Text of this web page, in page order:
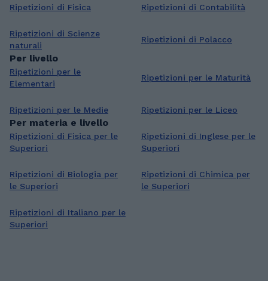
Ripetizioni di Fisica Ripetizioni di Contabilità
Ripetizioni di Scienze
naturali
Ripetizioni di Polacco
Per livello
Ripetizioni per le
Elementari
Ripetizioni per le Maturità
Ripetizioni per le Medie Ripetizioni per le Liceo
Per materia e livello
Ripetizioni di Fisica per le
Superiori
Ripetizioni di Inglese per le
Superiori
Ripetizioni di Biologia per
le Superiori
Ripetizioni di Chimica per
le Superiori
Ripetizioni di Italiano per le
Superiori